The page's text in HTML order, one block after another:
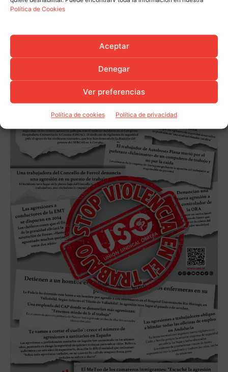
Política de Cookies
Aceptar
Denegar
Ver preferencias
Política de cookies Política de privacidad